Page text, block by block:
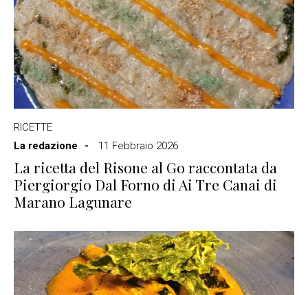
RICETTE
La redazione
11 Febbraio 2026
La ricetta del Risone al Go raccontata da
Piergiorgio Dal Forno di Ai Tre Canai di
Marano Lagunare